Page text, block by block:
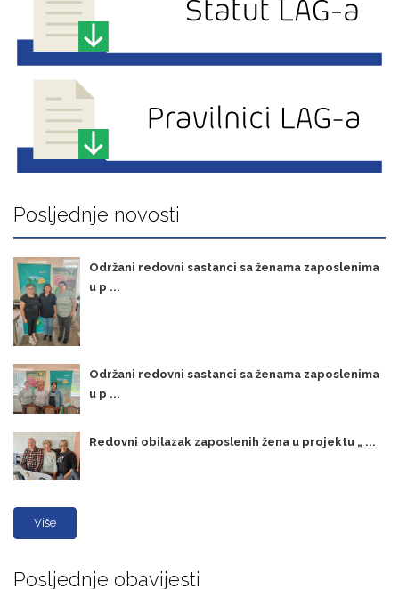
Posljednje novosti
Održani redovni sastanci sa ženama zaposlenima
u p ...
Održani redovni sastanci sa ženama zaposlenima
u p ...
Redovni obilazak zaposlenih žena u projektu „ ...
Više
Posljednje obavijesti